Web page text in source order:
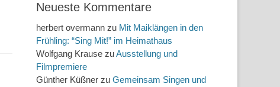
Neueste Kommentare
herbert overmann zu Mit Maiklängen in den
Frühling: “Sing Mit!” im Heimathaus
Wolfgang Krause zuAusstellung und
Filmpremiere
Günther Küßner zu Gemeinsam Singen und